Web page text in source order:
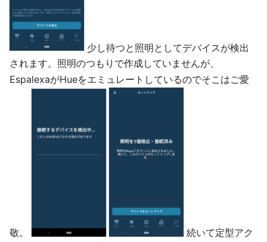
少し待つと照明としてデバイスが検出
されます。照明のつもりで作成していませんが、
EspalexaがHueをエミュレートしているのでそこはご愛
敬。
続いて定型アク